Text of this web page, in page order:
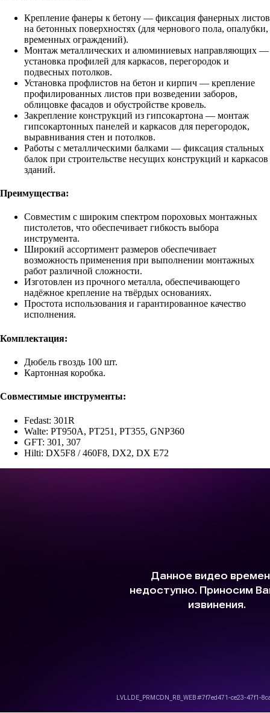
Крепление фанеры к бетону — фиксация фанерных листов
на бетонных поверхностях (для чернового пола, опалубки,
временных ограждений).
Монтаж металлических и алюминиевых направляющих —
установка профилей для каркасов, перегородок и
подвесных потолков.
Установка профлистов на бетон и кирпич — крепление
профилированных листов при возведении заборов,
облицовке фасадов и обустройстве кровель.
Закрепление конструкций из гипсокартона — монтаж
гипсокартонных панелей и каркасов для перегородок,
выравнивания стен и потолков.
Работы с металлическими балками — фиксация стальных
балок при строительстве несущих конструкций и каркасов
зданий.
Преимущества:
Совместим с широким спектром пороховых монтажных
пистолетов, что обеспечивает гибкость выбора
инструмента.
Широкий ассортимент размеров обеспечивает
возможность применения при выполнении монтажных
работ различной сложности.
Изготовлен из прочного металла, обеспечивающего
надёжное крепление на твёрдых основаниях.
Простота использования и гарантированное качество
исполнения.
Комплектация:
Дюбель гвоздь 100 шт.
Картонная коробка.
Совместимые инструменты:
Fedast: 301R
Walte: PT950A, PT251, PT355, GNP360
GFT: 301, 307
Hilti: DX5F8 / 460F8, DX2, DX E72